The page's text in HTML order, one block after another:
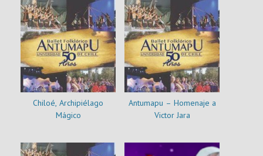
Chiloé, Archipiélago
Mágico
Antumapu – Homenaje a
Victor Jara